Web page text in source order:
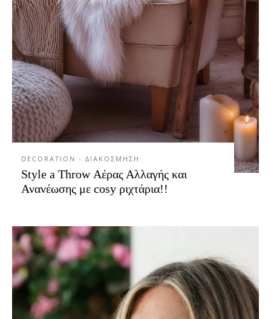
DECORATION - ΔΙΑΚΟΣΜΗΣΗ
Style a Throw Αέρας Αλλαγής και
Ανανέωσης με cosy ριχτάρια!!